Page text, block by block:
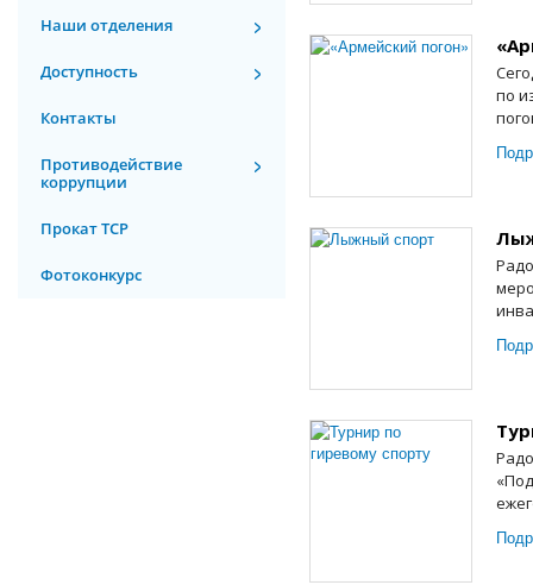
Наши отделения
Доступность
Контакты
Противодействие
коррупции
Прокат ТСР
Фотоконкурс
по